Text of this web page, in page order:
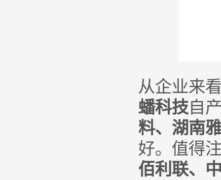
从企业来
蟠科技自
料、湖南
好。值得
佰利联、